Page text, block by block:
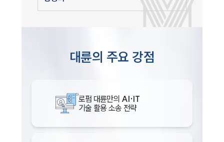
대륜의 주요 강점
로펌 대륜만의 AI·IT
기술 활용 소송 전략